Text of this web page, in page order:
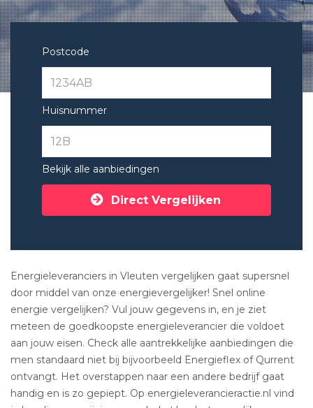
Postcode
Huisnummer
Bekijk alle aanbiedingen
Direct Vergelijken
Energieleveranciers in Vleuten vergelijken gaat supersnel
door middel van onze energievergelijker! Snel online
energie vergelijken? Vul jouw gegevens in, en je ziet
meteen de goedkoopste energieleverancier die voldoet
aan jouw eisen. Check alle aantrekkelijke aanbiedingen die
men standaard niet bij bijvoorbeeld Energieflex of Qurrent
ontvangt. Het overstappen naar een andere bedrijf gaat
handig en is zo gepiept. Op energieleverancieractie.nl vind